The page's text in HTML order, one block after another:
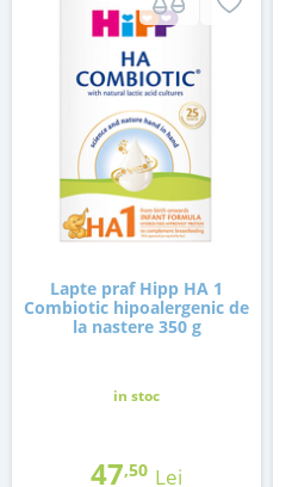
Lapte praf Hipp HA 1
Combiotic hipoalergenic de
la nastere 350 g
in stoc
47,50 Lei